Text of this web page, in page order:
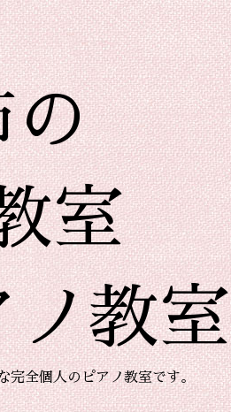
の
室
教室
完全個人のピアノ教室です。